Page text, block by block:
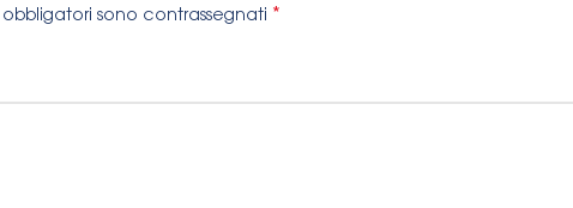
sono contrassegnati *